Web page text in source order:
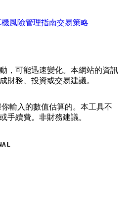
機風險管理指南交易策略
，可能迅速變化。本網站的資訊
財務、投資或交易建議。
輸入的數值估算的。本工具不
手續費。非財務建議。